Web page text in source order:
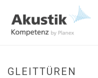
GLEITTÜREN